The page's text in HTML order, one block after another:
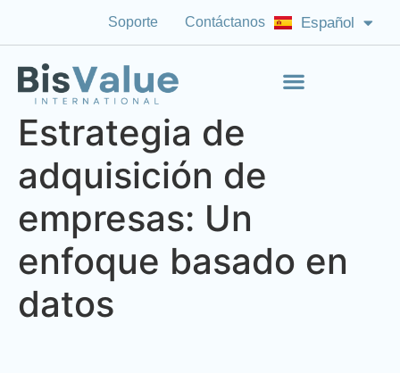
Soporte Contáctanos Español
English (US)
Estrategia de
adquisición de
empresas: Un
enfoque basado en
datos